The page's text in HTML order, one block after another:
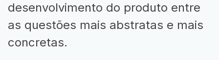
desenvolvimento do produto entre
as questões mais abstratas e mais
concretas.